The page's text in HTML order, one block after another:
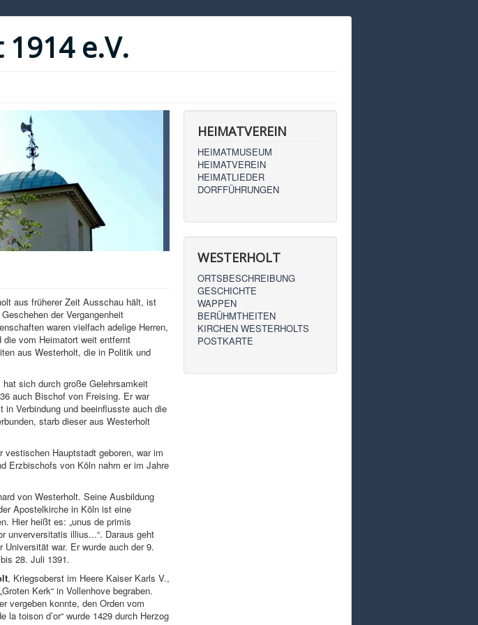
e.V.
aus früherer Zeit Ausschau hält, ist
der Vergangenheit
waren vielfach adelige Herren,
vom Heimatort weit entfernt
aus Westerholt, die in Politik und
sich durch große Gelehrsamkeit
auch Bischof von Freising. Er war
Verbindung und beeinflusste auch die
starb dieser aus Westerholt
vestischen Hauptstadt geboren, war im
Erzbischofs von Köln nahm er im Jahre
von Westerholt. Seine Ausbildung
Apostelkirche in Köln ist eine
Hier heißt es: „unus de primis
unverversitatis illius...“. Daraus geht
war. Er wurde auch der 9.
28. Juli 1391.
, Kriegsoberst im Heere Kaiser Karls V.,
Kerk“ in Vollenhove begraben.
vergeben konnte, den Orden vom
toison d’or“ wurde 1429 durch Herzog
HEIMATVEREIN
HEIMATMUSEUM
HEIMATVEREIN
HEIMATLIEDER
DORFFÜHRUNGEN
WESTERHOLT
ORTSBESCHREIBUNG
GESCHICHTE
WAPPEN
BERÜHMTHEITEN
KIRCHEN WESTERHOLTS
POSTKARTE